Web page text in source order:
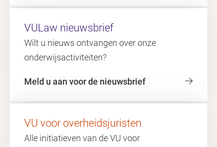
VULaw nieuwsbrief
Wilt u nieuws ontvangen over onze
onderwijsactiviteiten?
Meld u aan voor de nieuwsbrief
VU voor overheidsjuristen
Alle initiatieven van de VU voor